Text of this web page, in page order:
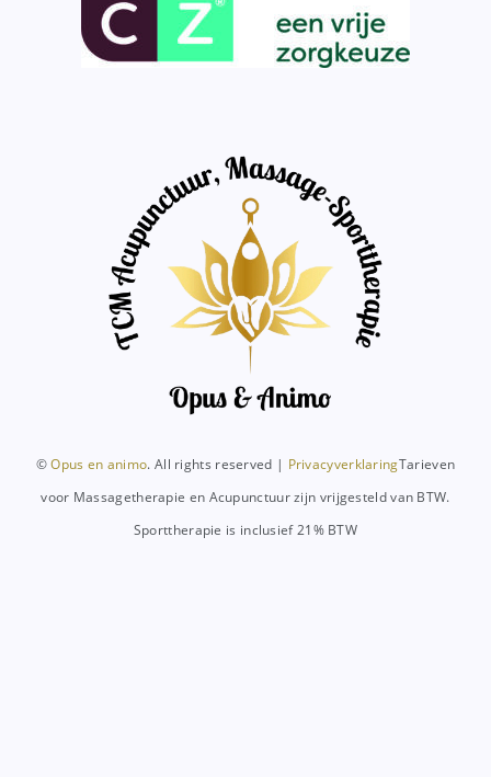
©Opus en animo. All rights reserved | PrivacyverklaringTarieven
voor Massagetherapie en Acupunctuur zijn vrijgesteld van BTW.
Sporttherapie is inclusief 21% BTW